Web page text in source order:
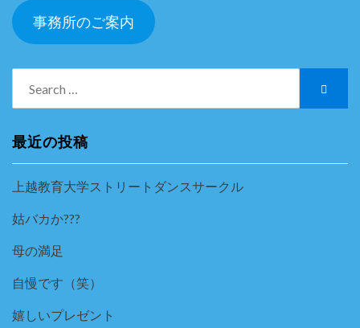
事務所のご案内
for:
最近の投稿
上越教育大学ストリートダンスサークル
姑バカか???
母の満足
自慢です（笑）
嬉しいプレゼント